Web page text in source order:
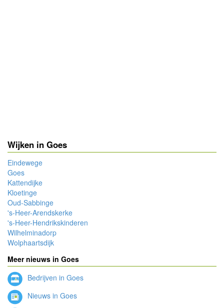
Wijken in Goes
Eindewege
Goes
Kattendijke
Kloetinge
Oud-Sabbinge
's-Heer-Arendskerke
's-Heer-Hendrikskinderen
Wilhelminadorp
Wolphaartsdijk
Meer nieuws in Goes
Bedrijven in Goes
Nieuws in Goes